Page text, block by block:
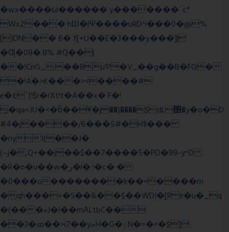
�wx����ω������ y�������`c*
WxZ��� hШ�|Ψ����uRD^i���0�@%
[)DN�� 6� f[+U��E�3���y���]|
�Ƣ�08�.8% #Q��|
��!CnG_.��Bu'P�V_��g��B�FG�
�!A�>K���><����#
e�٤`[!$r�rXt!t�A��x� F�!
̮�qa=JU�<�b̃��Ұ�j��)����$dL΢�y�o�D
#4�j����/6���5#�H1l���
�ny1(��J�
(~j�,Q+��j��$��7����5�PD�99-y^D
�R�o�u��w�ر�l� !�c� �
�0���o��������k��<����m
�qh���=�S��&��$��WDI�[R !r�u�_q
�(���»J�I��mΑLtbC��
��3�ߘ��>i7��yޠH�G�ٳN�=�<�$]